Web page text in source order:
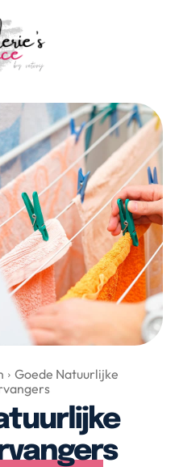
Duurzaamheid
& Tech
Valerie
Beauty
Tuin
Media
5
Goede Natuurlijke